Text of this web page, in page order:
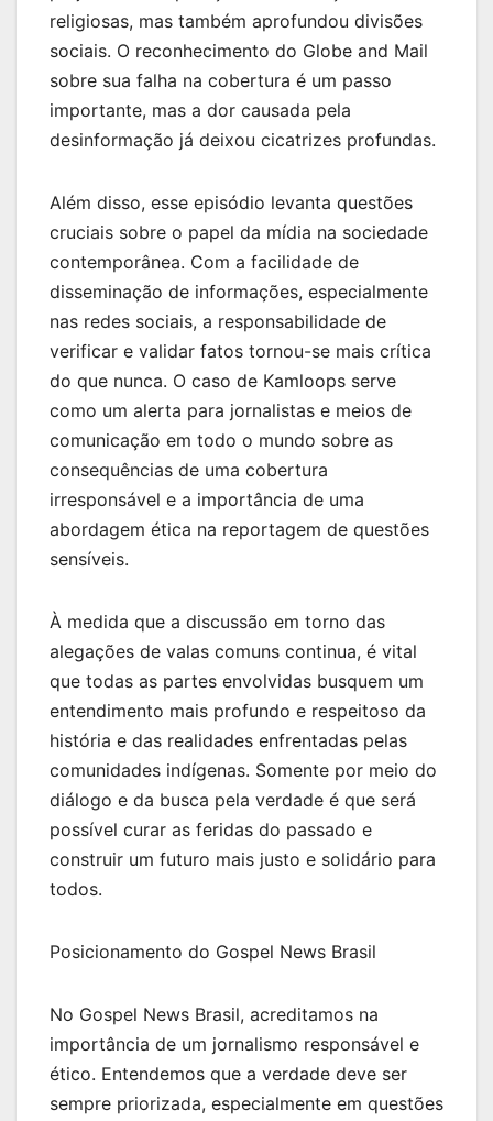
religiosas, mas também aprofundou divisões
sociais. O reconhecimento do Globe and Mail
sobre sua falha na cobertura é um passo
importante, mas a dor causada pela
desinformação já deixou cicatrizes profundas.
Além disso, esse episódio levanta questões
cruciais sobre o papel da mídia na sociedade
contemporânea. Com a facilidade de
disseminação de informações, especialmente
nas redes sociais, a responsabilidade de
verificar e validar fatos tornou-se mais crítica
do que nunca. O caso de Kamloops serve
como um alerta para jornalistas e meios de
comunicação em todo o mundo sobre as
consequências de uma cobertura
irresponsável e a importância de uma
abordagem ética na reportagem de questões
sensíveis.
À medida que a discussão em torno das
alegações de valas comuns continua, é vital
que todas as partes envolvidas busquem um
entendimento mais profundo e respeitoso da
história e das realidades enfrentadas pelas
comunidades indígenas. Somente por meio do
diálogo e da busca pela verdade é que será
possível curar as feridas do passado e
construir um futuro mais justo e solidário para
todos.
Posicionamento do Gospel News Brasil
No Gospel News Brasil, acreditamos na
importância de um jornalismo responsável e
ético. Entendemos que a verdade deve ser
sempre priorizada, especialmente em questões